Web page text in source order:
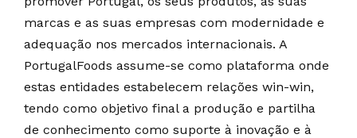
marcas e as suas empresas com modernidade e
adequação nos mercados internacionais. A
PortugalFoods assume-se como plataforma onde
estas entidades estabelecem relações win-win,
tendo como objetivo final a produção e partilha
de conhecimento como suporte à inovação e à